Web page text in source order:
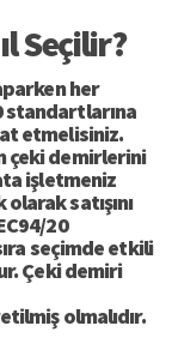
Seçilir?
her
standartlarına
etmelisiniz.
çeki demirlerini
işletmeniz
satışını
20
seçimde etkili
Çeki demiri
olmalıdır.